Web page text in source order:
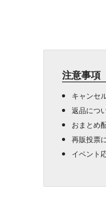
注意事項
キャンセ
返品につ
おまとめ
再販投票
イベント